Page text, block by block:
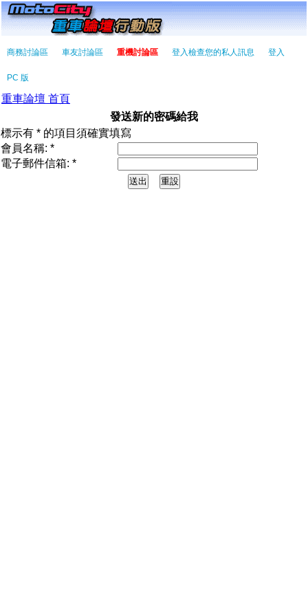
商務討論區 車友討論區 重機討論區 登入檢查您的私人訊息 登入
PC 版
重車論壇 首頁
發送新的密碼給我
標示有 * 的項目須確實填寫
會員名稱: *
電子郵件信箱: *